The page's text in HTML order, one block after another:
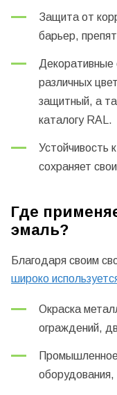
Защита от
барьер,
Декоративные
различных
защитный, а
каталогу RAL.
Устойчивость
сохраняет
Где
эмаль?
Благодаря своим
широко
Окраска
ограждений,
Промышленное
оборудования,